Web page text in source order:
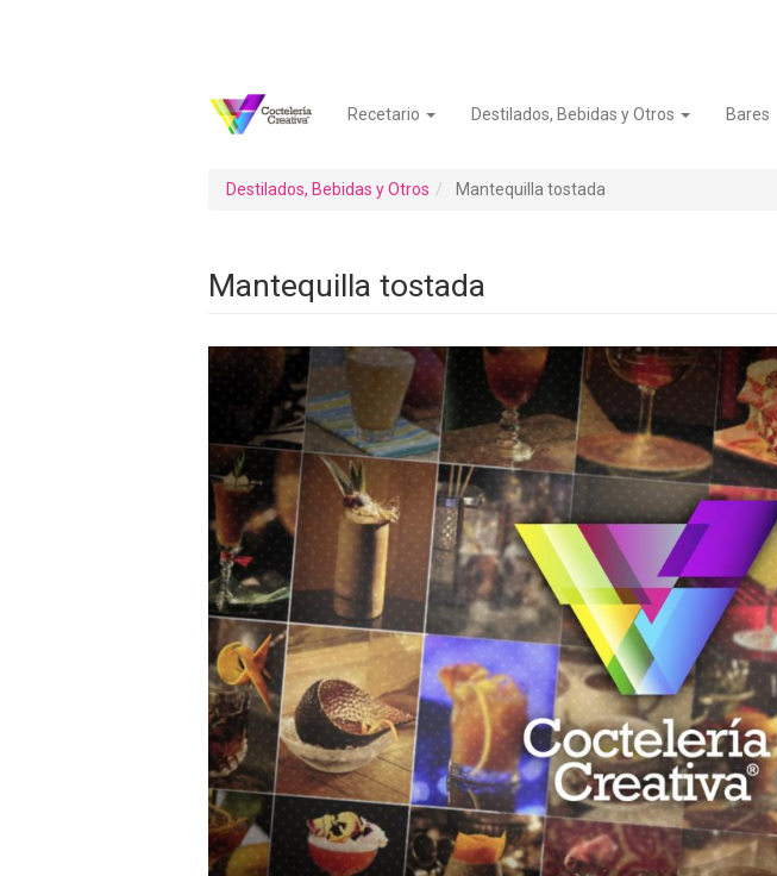
NavegaciónRecetario Destilados, Bebidas y Otros Bares
Menú
cuenta
de
Destilados, Bebidas y Otros Mantequilla tostada
Mantequilla tostada